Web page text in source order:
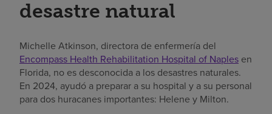
desastre natural
Michelle Atkinson, directora de enfermería del
Encompass Health Rehabilitation Hospital of Naples en
Florida, no es desconocida a los desastres naturales.
En 2024, ayudó a preparar a su hospital y a su personal
para dos huracanes importantes: Helene y Milton.